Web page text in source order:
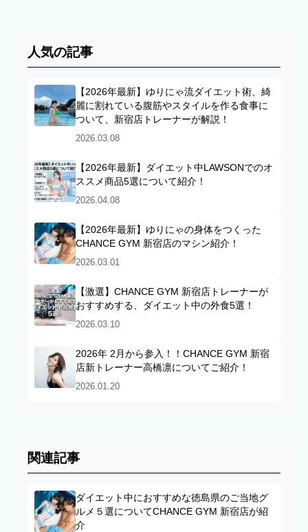
人気の記事
【2026年最新】ゆりにゃ流ダイエット術、綺
麗に割れている腹筋やスタイルを作る食事に
ついて、新宿店トレーナーが解説！
2026.03.08
【2026年最新】ダイエット中LAWSONでのオ
ススメ商品5選について紹介！
2026.04.08
【2026年最新】ゆりにゃの身体をつくった
CHANCE GYM 新宿店のマシン紹介！
2026.03.01
【激選】CHANCE GYM 新宿店トレーナーが
おすすめする、ダイエット中の外食5選！
2026.03.10
2026年 2月から参入！！CHANCE GYM 新宿
店新トレーナー高橋凛についてご紹介！
2026.01.20
関連記事
ダイエット中におすすめな徳島県のご当地グ
ルメ５選についてCHANCE GYM 新宿店が紹
介